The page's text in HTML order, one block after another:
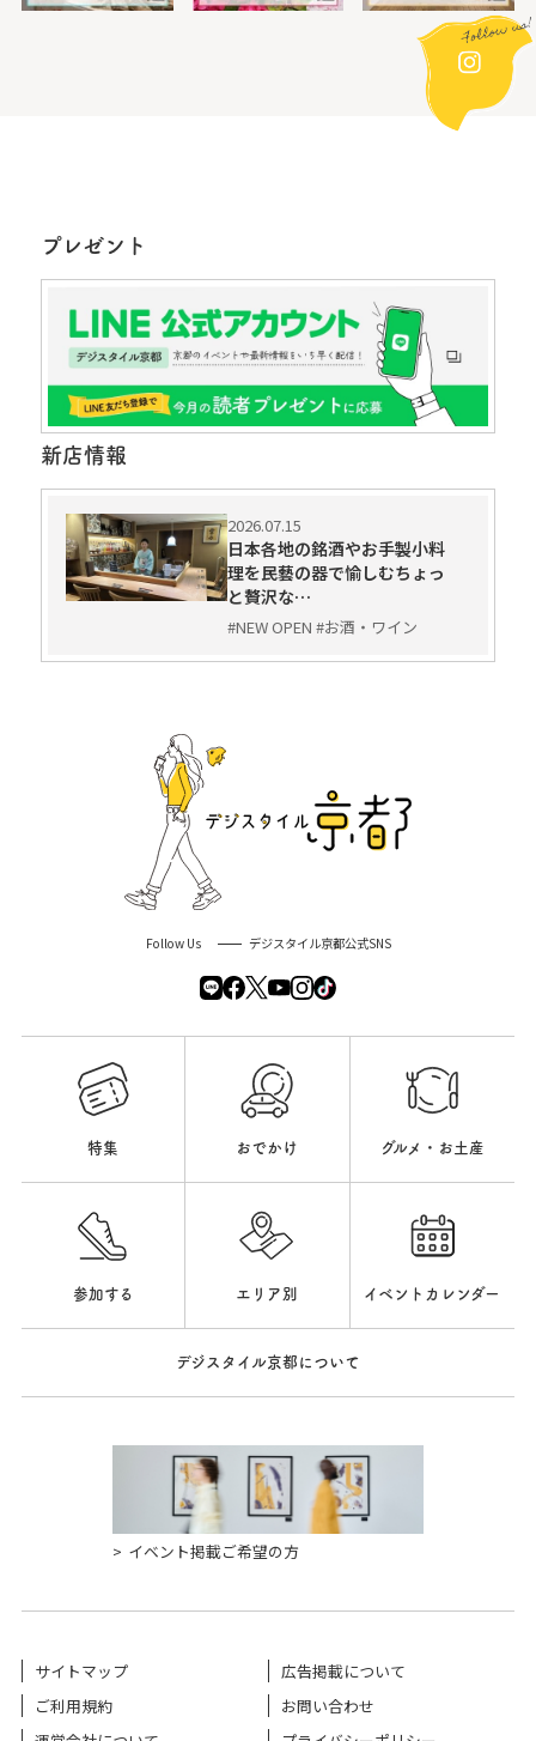
プレゼント
新店情報
2026.07.15
日本各地の銘酒やお手製小料
理を民藝の器で愉しむちょっ
と贅沢な…
#NEW OPEN #お酒・ワイン
Follow Us デジスタイル京都公式SNS
特集 おでかけ グルメ・お土産
参加する エリア別 イベントカレンダー
デジスタイル京都について
イベント掲載ご希望の方
サイトマップ
広告掲載について
ご利用規約
お問い合わせ